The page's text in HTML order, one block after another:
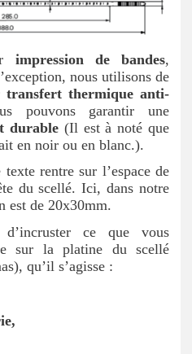
impression de bandes,
nous utilisons de
transfert thermique anti-
pouvons garantir une
durable (Il est à noté que
en noir ou en blanc.).
rentre sur l’espace de
du scellé. Ici, dans notre
est de 20x30mm.
ce que vous
sur la platine du scellé
qu’il s’agisse :